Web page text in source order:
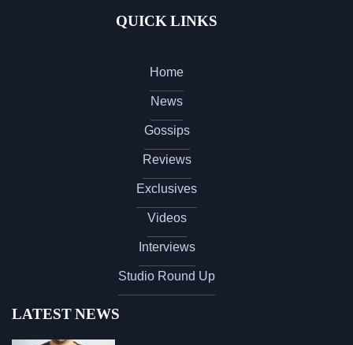
QUICK LINKS
Home
News
Gossips
Reviews
Exclusives
Videos
Interviews
Studio Round Up
LATEST NEWS